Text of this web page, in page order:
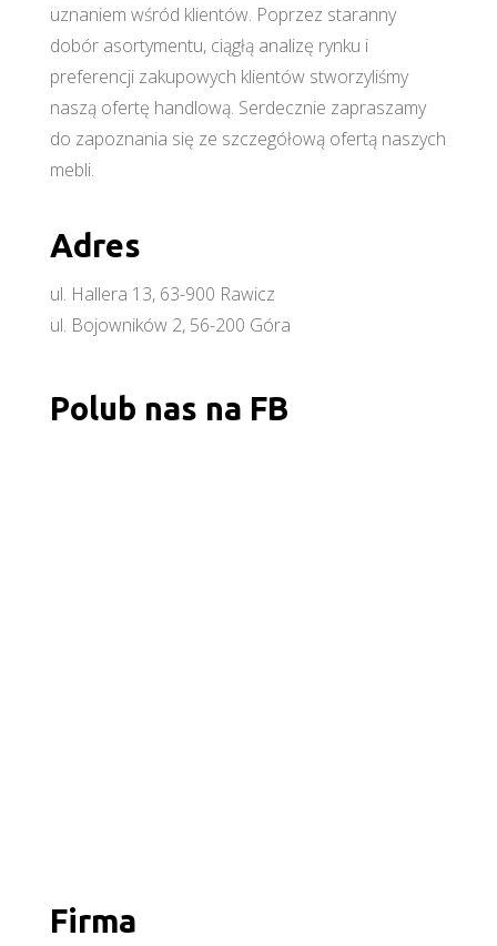
uznaniem wśród klientów. Poprzez staranny
dobór asortymentu, ciągłą analizę rynku i
preferencji zakupowych klientów stworzyliśmy
naszą ofertę handlową. Serdecznie zapraszamy
do zapoznania się ze szczegółową ofertą naszych
mebli.
Adres
ul. Hallera 13, 63-900 Rawicz
ul. Bojowników 2, 56-200 Góra
Polub nas na FB
Firma